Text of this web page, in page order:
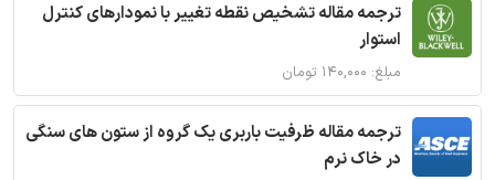
ترجمه مقاله تشخیص نقطه تغییر با نمودارهای کنترل
استوار
مبلغ: ۱۴۰,۰۰۰ تومان
ترجمه مقاله ظرفیت باربری یک گروه از ستون های سنگی
در خاک نرم